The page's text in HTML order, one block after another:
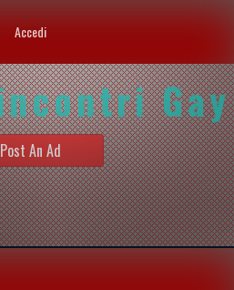
Accedi
Gay
Post An Ad